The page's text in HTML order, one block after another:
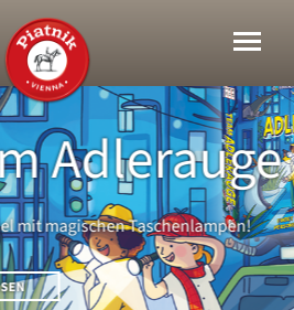
Taschenlampen!